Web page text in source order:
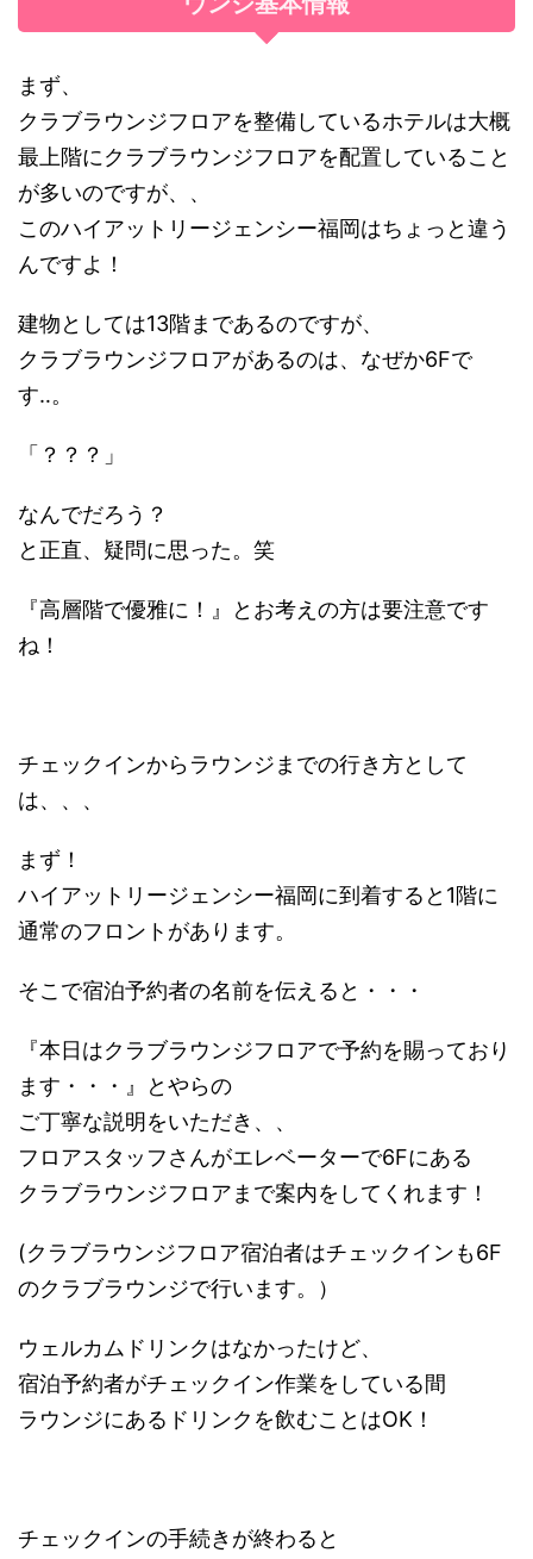
まず、
クラブラウンジフロアを整備しているホテルは大概
最上階にクラブラウンジフロアを配置していること
が多いのですが、、
このハイアットリージェンシー福岡はちょっと違う
んですよ！
建物としては13階まであるのですが、
クラブラウンジフロアがあるのは、なぜか6Fで
す‥。
「？？？」
なんでだろう？
と正直、疑問に思った。笑
『高層階で優雅に！』とお考えの方は要注意です
ね！
チェックインからラウンジまでの行き方として
は、、、
まず！
ハイアットリージェンシー福岡に到着すると1階に
通常のフロントがあります。
そこで宿泊予約者の名前を伝えると・・・
『本日はクラブラウンジフロアで予約を賜っており
ます・・・』とやらの
ご丁寧な説明をいただき、、
フロアスタッフさんがエレベーターで6Fにある
クラブラウンジフロアまで案内をしてくれます！
(クラブラウンジフロア宿泊者はチェックインも6F
のクラブラウンジで行います。）
ウェルカムドリンクはなかったけど、
宿泊予約者がチェックイン作業をしている間
ラウンジにあるドリンクを飲むことはOK！
チェックインの手続きが終わると